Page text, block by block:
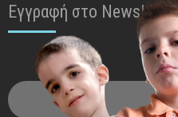
Εγγραφή στο Newsletter